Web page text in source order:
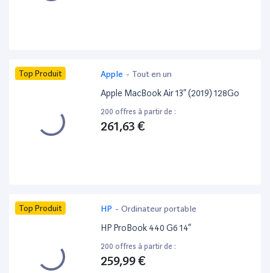
Top Produit Apple - Tout en un
Apple MacBook Air 13” (2019) 128Go
200 offres à partir de :
261,63 €
Top Produit HP - Ordinateur portable
HP ProBook 440 G6 14”
200 offres à partir de :
259,99 €